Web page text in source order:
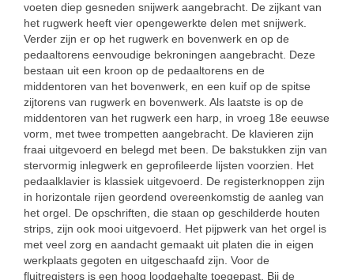
voeten diep gesneden snijwerk aangebracht. De zijkant van
het rugwerk heeft vier opengewerkte delen met snijwerk.
Verder zijn er op het rugwerk en bovenwerk en op de
pedaaltorens eenvoudige bekroningen aangebracht. Deze
bestaan uit een kroon op de pedaaltorens en de
middentoren van het bovenwerk, en een kuif op de spitse
zijtorens van rugwerk en bovenwerk. Als laatste is op de
middentoren van het rugwerk een harp, in vroeg 18e eeuwse
vorm, met twee trompetten aangebracht. De klavieren zijn
fraai uitgevoerd en belegd met been. De bakstukken zijn van
stervormig inlegwerk en geprofileerde lijsten voorzien. Het
pedaalklavier is klassiek uitgevoerd. De registerknoppen zijn
in horizontale rijen geordend overeenkomstig de aanleg van
het orgel. De opschriften, die staan op geschilderde houten
strips, zijn ook mooi uitgevoerd. Het pijpwerk van het orgel is
met veel zorg en aandacht gemaakt uit platen die in eigen
werkplaats gegoten en uitgeschaafd zijn. Voor de
fluitregisters is een hoog loodgehalte toegepast. Bij de